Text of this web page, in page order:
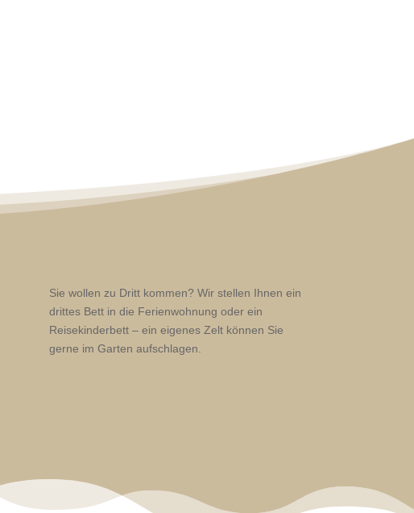
Sie wollen zu Dritt kommen? Wir stellen Ihnen ein
drittes Bett in die Ferienwohnung oder ein
Reisekinderbett – ein eigenes Zelt können Sie
gerne im Garten aufschlagen.